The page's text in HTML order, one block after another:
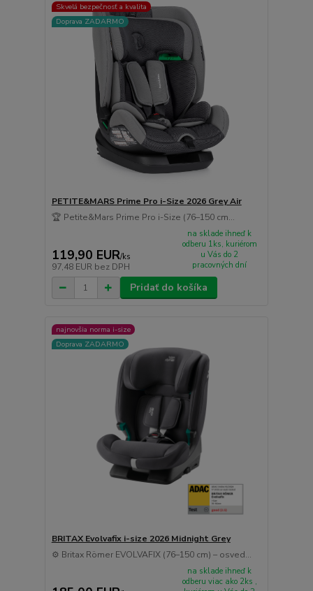
Skvelá bezpečnosť a kvalita
Doprava ZADARMO
PETITE&MARS Prime Pro i-Size 2026 Grey Air
🏆 Petite&Mars Prime Pro i-Size (76–150 cm...
119,90 EUR/ks
97,48 EUR bez DPH
na sklade ihneď k
odberu 1ks, kuriérom
u Vás do 2
pracovných dní
Pridať do košíka
najnovšia norma i-size
Doprava ZADARMO
BRITAX Evolvafix i-size 2026 Midnight Grey
⚙️ Britax Römer EVOLVAFIX (76–150 cm) – osved...
na sklade ihneď k
odberu viac ako 2ks ,